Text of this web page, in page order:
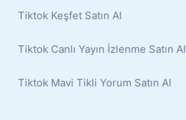
Tiktok Keşfet Satın Al
Tiktok Canlı Yayın İzlenme Satın Al
Tiktok Mavi Tikli Yorum Satın Al